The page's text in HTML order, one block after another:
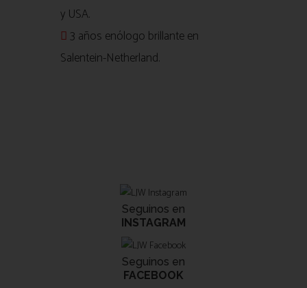
y USA.
3 años enólogo brillante en
Salentein-Netherland.
Seguinos en
INSTAGRAM
Seguinos en
FACEBOOK